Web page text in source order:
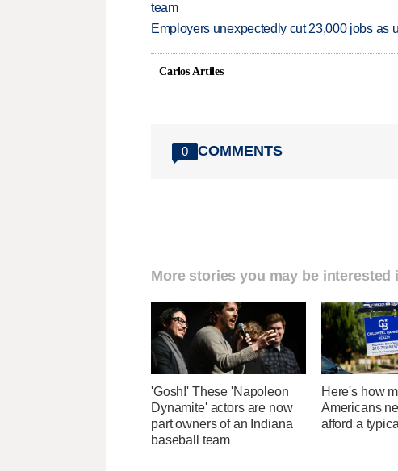
team
Employers unexpectedly cut 23,000 jobs as
Carlos Artiles
0 COMMENTS
More stories you may be interested
'Gosh!' These 'Napoleon
Dynamite' actors are now
part owners of an Indiana
baseball team
Here's how
Americans
afford a